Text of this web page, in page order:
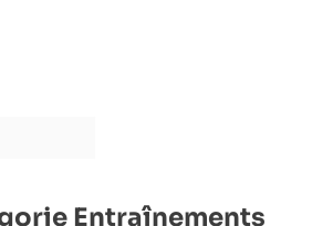
Entraînements